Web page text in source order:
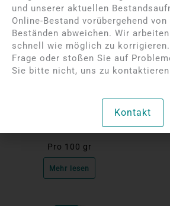
Bitte melden Sie sich an,
Bergkristall-Kugeln
Pro 100 gr
Mehr lesen
Bitte
und unserer aktuellen
Online-Bestand vorübergehend
Beständen abweichen. Wir
schnell wie möglich zu
Frage oder stoßen Sie auf
Sie bitte nicht, uns zu
Kontakt